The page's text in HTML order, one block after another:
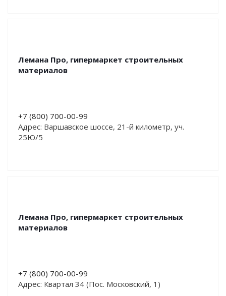
Лемана Про, гипермаркет строительных
материалов
+7 (800) 700-00-99
Адрес: Варшавское шоссе, 21-й километр, уч.
25Ю/5
Лемана Про, гипермаркет строительных
материалов
+7 (800) 700-00-99
Адрес: Квартал 34 (Пос. Московский, 1)